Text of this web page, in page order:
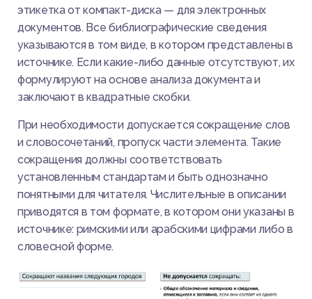
этикетка от компакт-диска — для электронных
документов. Все библиографические сведения
указываются в том виде, в котором представлены в
источнике. Если какие-либо данные отсутствуют, их
формулируют на основе анализа документа и
заключают в квадратные скобки.
При необходимости допускается сокращение слов
и словосочетаний, пропуск части элемента. Такие
сокращения должны соответствовать
установленным стандартам и быть однозначно
понятными для читателя. Числительные в описании
приводятся в том формате, в котором они указаны в
источнике: римскими или арабскими цифрами либо в
словесной форме.